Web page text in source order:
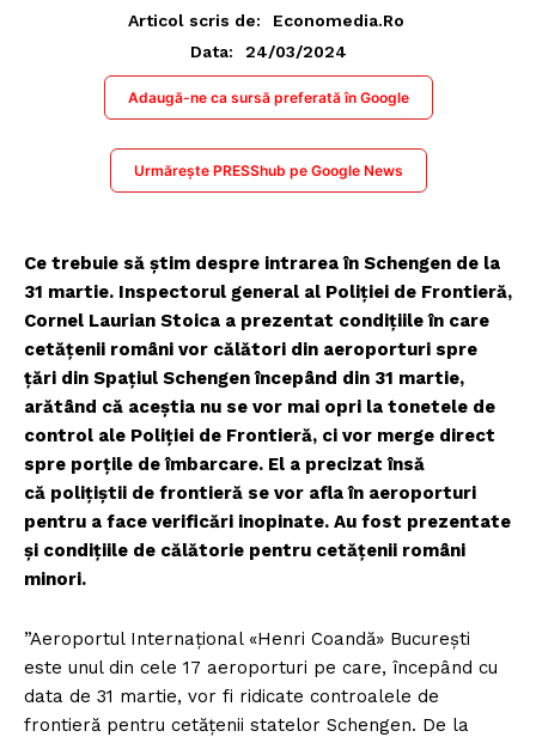
Articol scris de:
Economedia.ro
Data:
24/03/2024
Adaugă-ne ca sursă preferată în Google
Urmărește PRESShub pe Google News
Ce trebuie să știm despre intrarea în Schengen de la
31 martie. Inspectorul general al Poliţiei de Frontieră,
Cornel Laurian Stoica a prezentat condiţiile în care
cetăţenii români vor călători din aeroporturi spre
ţări din Spaţiul Schengen începând din 31 martie,
arătând că aceştia nu se vor mai opri la tonetele de
control ale Poliţiei de Frontieră, ci vor merge direct
spre porţile de îmbarcare. El a precizat însă
că poliţiştii de frontieră se vor afla în aeroporturi
pentru a face verificări inopinate. Au fost prezentate
şi condiţiile de călătorie pentru cetăţenii români
minori.
”Aeroportul Internaţional «Henri Coandă» Bucureşti
este unul din cele 17 aeroporturi pe care, începând cu
data de 31 martie, vor fi ridicate controalele de
frontieră pentru cetăţenii statelor Schengen. De la